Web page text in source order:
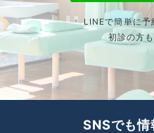
LINEで簡単に予
初診の方
SNSでも情